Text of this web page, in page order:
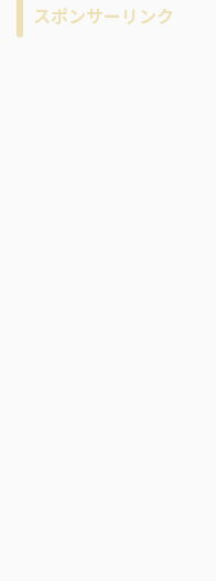
ブ
スポンサーリンク